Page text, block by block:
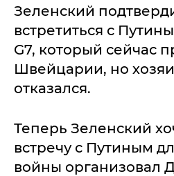
Зеленский
встретиться с
G7, который сейчас
Швейцарии, но
отказался.
Теперь Зеленский
встречу с Путиным
войны организовал